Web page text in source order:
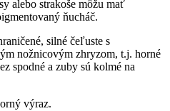
alebo strakoše môžu mať
ňucháč.
silné čeľuste s
nožnicovým zhryzom, t.j. horné
spodné a zuby sú kolmé na
výraz.